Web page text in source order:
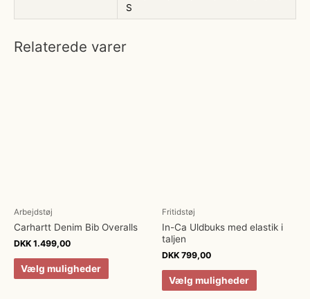
S
Relaterede varer
Arbejdstøj
Carhartt Denim Bib Overalls
DKK 1.499,00
Vælg muligheder
Fritidstøj
In-Ca Uldbuks med elastik i
taljen
DKK 799,00
Vælg muligheder